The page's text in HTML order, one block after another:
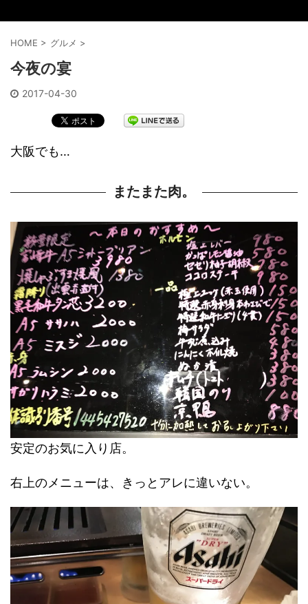
HOME > グルメ >
今夜の宴
2017-04-30
大阪でも…
またまた肉。
安定のお気に入り店。
右上のメニューは、きっとアレに違いない。